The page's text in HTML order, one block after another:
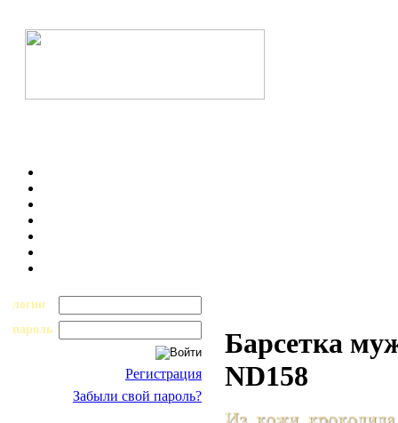
логин
пароль
Регистрация
Забыли свой пароль?
Барсетка
ND158